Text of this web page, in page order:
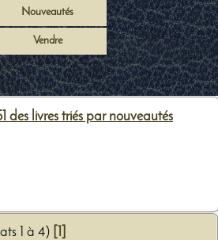
Nouveautés
Vendre
des livres triés par nouveautés
1 à 4)